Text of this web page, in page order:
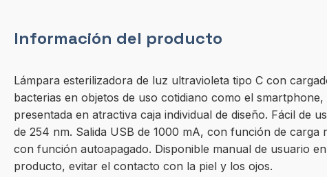
Información del producto
Lámpara esterilizadora de luz ultravioleta tipo C con
bacterias en objetos de uso cotidiano como el
presentada en atractiva caja individual de diseño. Fácil de
de 254 nm. Salida USB de 1000 mA, con función de carga
con función autoapagado. Disponible manual de usuario
producto, evitar el contacto con la piel y los ojos.